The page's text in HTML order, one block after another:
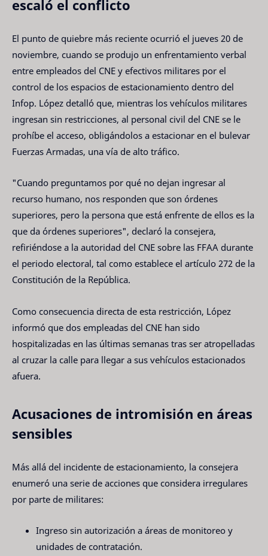
escaló el conflicto
El punto de quiebre más reciente ocurrió el jueves 20 de
noviembre, cuando se produjo un enfrentamiento verbal
entre empleados del CNE y efectivos militares por el
control de los espacios de estacionamiento dentro del
Infop. López detalló que, mientras los vehículos militares
ingresan sin restricciones, al personal civil del CNE se le
prohíbe el acceso, obligándolos a estacionar en el bulevar
Fuerzas Armadas, una vía de alto tráfico.
"Cuando preguntamos por qué no dejan ingresar al
recurso humano, nos responden que son órdenes
superiores, pero la persona que está enfrente de ellos es la
que da órdenes superiores", declaró la consejera,
refiriéndose a la autoridad del CNE sobre las FFAA durante
el periodo electoral, tal como establece el artículo 272 de la
Constitución de la República.
Como consecuencia directa de esta restricción, López
informó que dos empleadas del CNE han sido
hospitalizadas en las últimas semanas tras ser atropelladas
al cruzar la calle para llegar a sus vehículos estacionados
afuera.
Acusaciones de intromisión en áreas
sensibles
Más allá del incidente de estacionamiento, la consejera
enumeró una serie de acciones que considera irregulares
por parte de militares:
Ingreso sin autorización a áreas de monitoreo y
unidades de contratación.